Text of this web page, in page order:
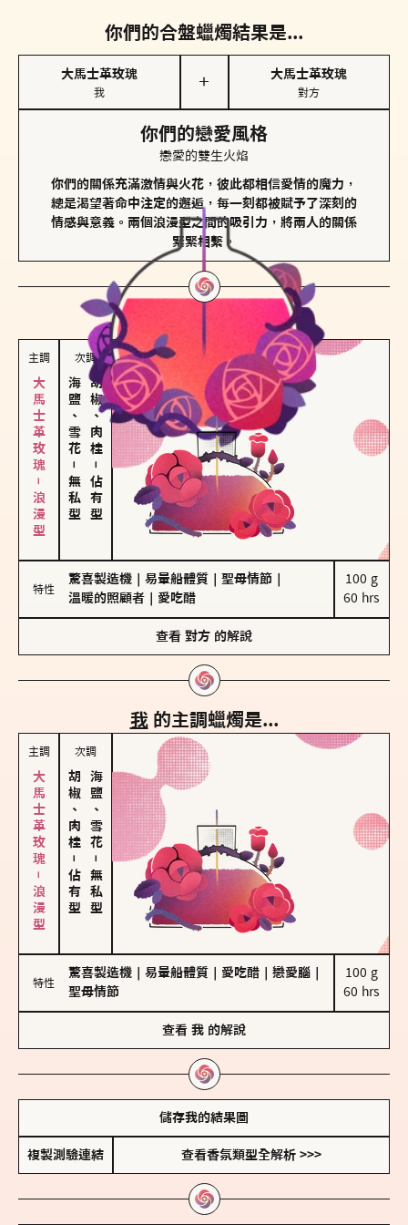
你們的合盤蠟燭結果是...
大馬士革玫瑰
我
＋
大馬士革玫瑰
對方
你們的戀愛風格
戀愛的雙生火焰
你們的關係充滿激情與火花，彼此都相信愛情的魔力，
總是渴望著命中注定的邂逅，每一刻都被賦予了深刻的
情感與意義。兩個浪漫型之間的吸引力，將兩人的關係
緊緊相繫。
對方 的主調蠟燭是...
主調
大馬士革玫瑰－浪漫型
次調
海鹽、雪花
－
無私型
胡椒、肉桂
－
佔有型
特性
驚喜製造機 易暈船體質 聖母情節
溫暖的照顧者
愛吃醋
100 g
60 hrs
查看 對方 的解說
我 的主調蠟燭是...
主調
大馬士革玫瑰－浪漫型
次調
胡椒、肉桂
－
佔有型
海鹽、雪花
－
無私型
特性
驚喜製造機 易暈船體質 愛吃醋 戀愛腦
聖母情節
100 g
60 hrs
查看 我 的解說
儲存我的結果圖
複製測驗連結 查看香氛類型全解析 >>>